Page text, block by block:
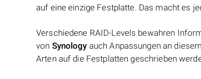
auf eine einzige Festplatte. Das macht es
Verschiedene RAID-Levels bewahren
von Synology auch Anpassungen an
Arten auf die Festplatten geschrieben